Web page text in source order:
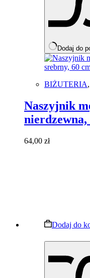
Dodaj do
BIŻUTERIA,
Naszyjnik
64,00 zł
Dodaj do